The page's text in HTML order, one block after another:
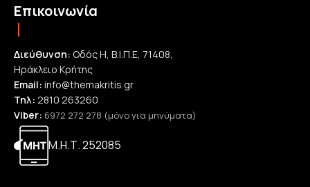
Επικοινωνία
Διεύθυνση: Οδός Η, Β.Ι.Π.Ε, 71408,
Ηράκλειο Κρήτης
Email: info@themakritis.gr
Τηλ: 2810 263260
Viber: 6972 272 278 (μόνο για μηνύματα)
Μ.Η.Τ. 252085